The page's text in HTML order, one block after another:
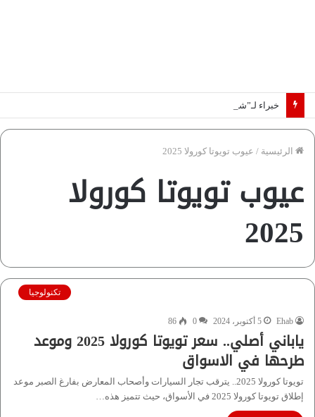
خبراء لـ”شبكة رؤية”: «اتفاق مكة» يغيّر قواعد اللعبة بالشرق الأوسط
الرئيسية / عيوب تويوتا كورولا 2025
عيوب تويوتا كورولا
2025
تكنولوجيا
Ehab 5 أكتوبر، 2024 0
86
ياباني أصلي.. سعر تويوتا كورولا 2025 وموعد
طرحها في الاسواق
تويوتا كورولا 2025.. يترقب تجار السيارات وأصحاب المعارض بفارغ الصبر موعد
إطلاق تويوتا كورولا 2025 في الأسواق، حيث تتميز هذه…